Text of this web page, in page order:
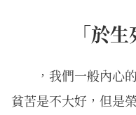
「於
，我們一般內心
貧苦是不大好，但是